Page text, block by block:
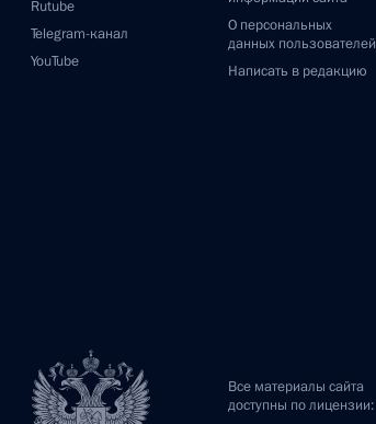
Rutube
Telegram-канал
YouTube
О персональных
данных пользователей
Написать в редакцию
Все материалы сайта
доступны по лицензии: